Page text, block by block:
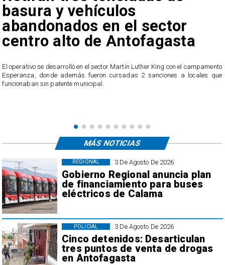
basura y vehículos
abandonados en el sector
centro alto de Antofagasta
​El operativo se desarrolló en el sector Martín Luther King con el campamento
Esperanza, donde además fueron cursadas 2 sanciones a locales que
funcionaban sin patente municipal.
3 De Agosto De 2026
Gobierno Regional anuncia plan
de financiamiento para buses
eléctricos de Calama
REGIONAL
3 De Agosto De 2026
Cinco detenidos: Desarticulan
tres puntos de venta de drogas
en Antofagasta
POLICIAL
MÁS NOTICIAS